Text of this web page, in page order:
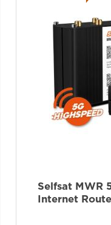
Selfsat MWR
Internet